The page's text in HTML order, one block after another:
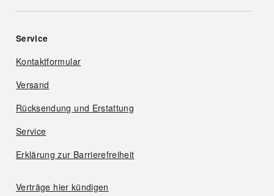
Service
Kontaktformular
Versand
Rücksendung und Erstattung
Service
Erklärung zur Barrierefreiheit
Verträge hier kündigen